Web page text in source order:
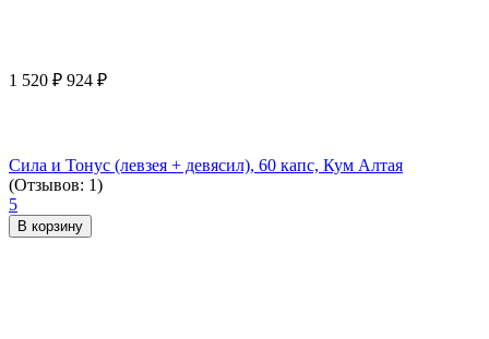
1 520 ₽ 924 ₽
Сила и Тонус (левзея + девясил), 60 капс, Кум Алтая
(Отзывов: 1)
5
В корзину